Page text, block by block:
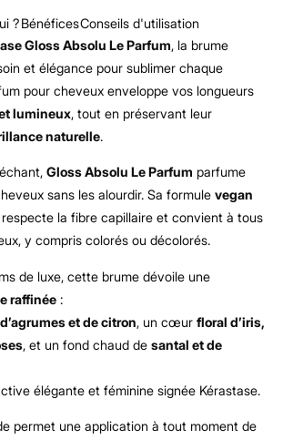
?BénéficesConseils d'utilisation
Gloss Absolu Le Parfum, la brume
et élégance pour sublimer chaque
pour cheveux enveloppe vos longueurs
lumineux, tout en préservant leur
naturelle.
Gloss Absolu Le Parfum parfume
sans les alourdir. Sa formule vegan
respecte la fibre capillaire et convient à tous
y compris colorés ou décolorés.
de luxe, cette brume dévoile une
raffinée :
et de citron, un cœur floral d’iris,
, et un fond chaud de santal et de
élégante et féminine signée Kérastase.
permet une application à tout moment de